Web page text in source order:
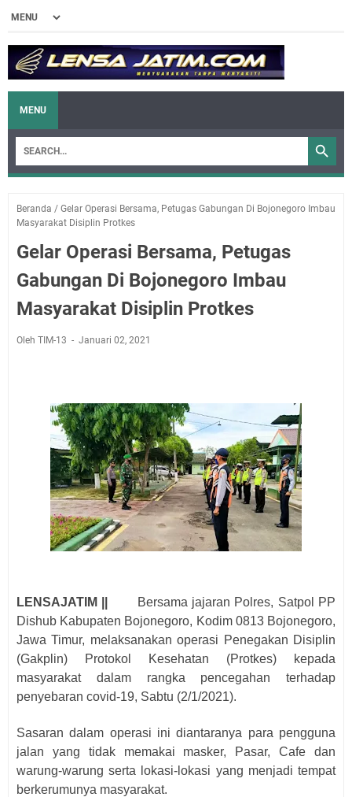
MENU
Beranda / Gelar Operasi Bersama, Petugas Gabungan Di Bojonegoro Imbau
Masyarakat Disiplin Protkes
Gelar Operasi Bersama, Petugas
Gabungan Di Bojonegoro Imbau
Masyarakat Disiplin Protkes
Oleh TIM-13 Januari 02, 2021
LENSAJATIM ||
Bersama jajaran Polres, Satpol PP
Dishub Kabupaten Bojonegoro, Kodim 0813 Bojonegoro,
Jawa Timur, melaksanakan operasi Penegakan Disiplin
(Gakplin) Protokol Kesehatan (Protkes) kepada
masyarakat dalam rangka pencegahan terhadap
penyebaran covid-19, Sabtu (2/1/2021).
Sasaran dalam operasi ini diantaranya para pengguna
jalan yang tidak memakai masker, Pasar, Cafe dan
warung-warung serta lokasi-lokasi yang menjadi tempat
berkerumunya masyarakat.